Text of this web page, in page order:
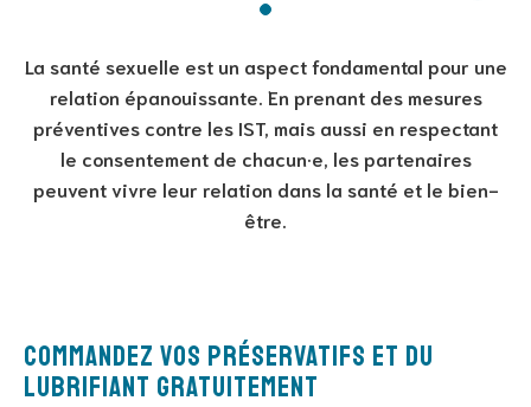
La santé sexuelle est un aspect fondamental pour une
relation épanouissante. En prenant des mesures
préventives contre les IST, mais aussi en respectant
le consentement de chacun·e, les partenaires
peuvent vivre leur relation dans la santé et le bien-
être.
Commandez vos préservatifs et du
lubrifiant gratuitement